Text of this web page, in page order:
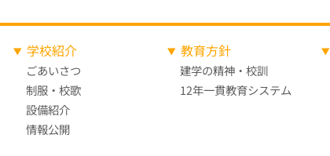
学校紹介
ごあいさつ
制服・校歌
設備紹介
情報公開
教育方針
建学の精神・校訓
12年一貫教育システム